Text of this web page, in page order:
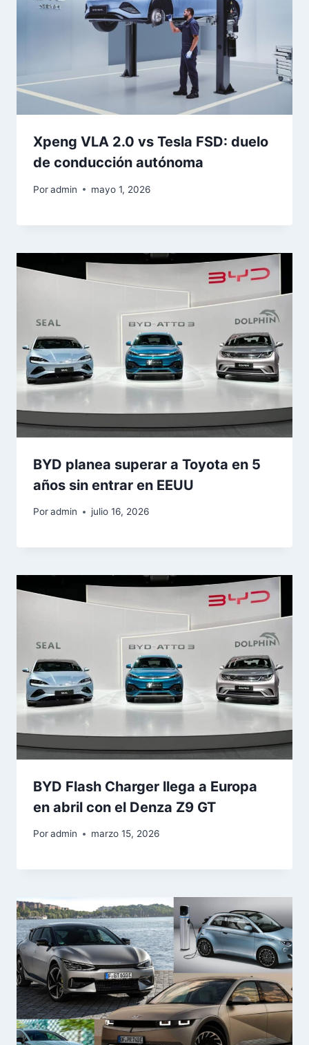
Xpeng VLA 2.0 vs Tesla FSD: duelo
de conducción autónoma
Poradmin mayo 1, 2026
BYD planea superar a Toyota en 5
años sin entrar en EEUU
Poradmin julio 16, 2026
BYD Flash Charger llega a Europa
en abril con el Denza Z9 GT
Poradmin marzo 15, 2026